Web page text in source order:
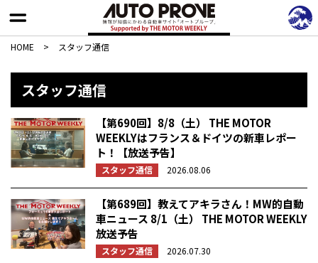
HOME > スタッフ通信
スタッフ通信
【第690回】8/8（土） THE MOTOR
WEEKLYはフランス＆ドイツの新車レポー
ト！【放送予告】
スタッフ通信 2026.08.06
【第689回】教えてアキラさん！MW的自動
車ニュース 8/1（土） THE MOTOR WEEKLY
放送予告
スタッフ通信 2026.07.30